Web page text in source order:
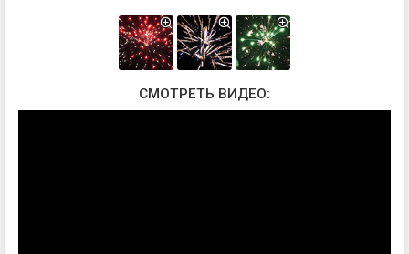
СМОТРЕТЬ ВИДЕО: